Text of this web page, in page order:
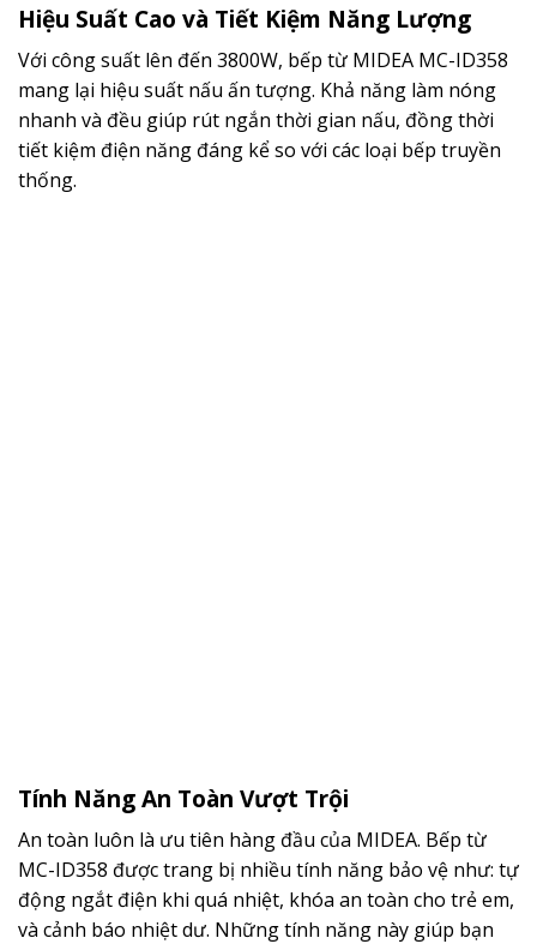
Hiệu Suất Cao và Tiết Kiệm Năng Lượng
Với công suất lên đến 3800W, bếp từ MIDEA MC-ID358
mang lại hiệu suất nấu ấn tượng. Khả năng làm nóng
nhanh và đều giúp rút ngắn thời gian nấu, đồng thời
tiết kiệm điện năng đáng kể so với các loại bếp truyền
thống.
Tính Năng An Toàn Vượt Trội
An toàn luôn là ưu tiên hàng đầu của MIDEA. Bếp từ
MC-ID358 được trang bị nhiều tính năng bảo vệ như: tự
động ngắt điện khi quá nhiệt, khóa an toàn cho trẻ em,
và cảnh báo nhiệt dư. Những tính năng này giúp bạn